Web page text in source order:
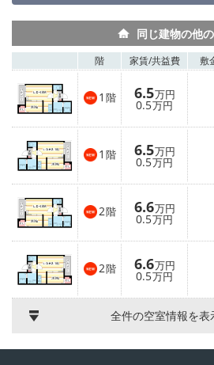
同じ建物の他
階 家賃/共益費 敷
1 階 6.5万円
0.5万円
1 階 6.5万円
0.5万円
2階 6.6万円
0.5万円
2階 6.6万円
0.5万円
全件の空室情報を表